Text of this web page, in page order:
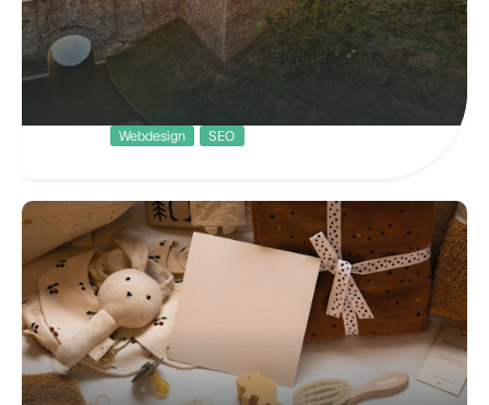
Webdesign SEO
locatie